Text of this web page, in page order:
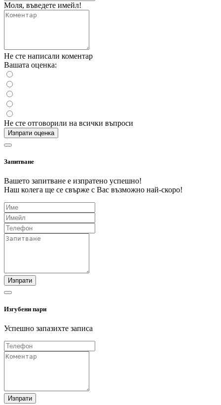
Моля, въведете имейл!
Не сте написали коментар
Вашата оценка:
Не сте отговорили на всички въпроси
Изпрати оценка
Запитване
Вашето запитване е изпратено успешно!
Наш колега ще се свърже с Вас възможно най-скоро!
Изпрати
Изгубени пари
Успешно запазихте записа
Изпрати